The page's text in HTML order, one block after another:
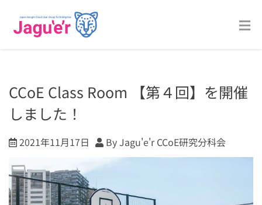
CCoE Class Room 【第４回】を開催
しました！
2021年11月17日 By Jagu'e'r CCoE研究分科会